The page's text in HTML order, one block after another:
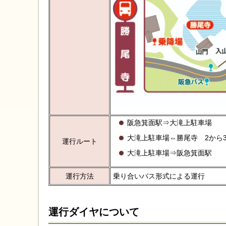
運行ルート
阪急箕面駅⇒大滝上駐車場
大滝上駐車場⇔勝尾寺 2から
大滝上駐車場⇒阪急箕面駅
運行方法 乗り合いバス形式による運行
運行ダイヤについて